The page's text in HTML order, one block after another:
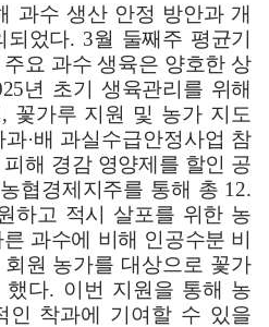
과수 생산 안정 방안과 개
되었다. 3월 둘째주 평균기
주요 과수 생육은 양호한 상
년 초기 생육관리를 위해
, 꽃가루 지원 및 농가 지도
과·배 과실수급안정사업 참
해 경감 영양제를 할인 공
농협경제지주를 통해 총 12.
하고 적시 살포를 위한 농
른 과수에 비해 인공수분 비
회원 농가를 대상으로 꽃가
했다. 이번 지원을 통해 농
인 착과에 기여할 수 있을